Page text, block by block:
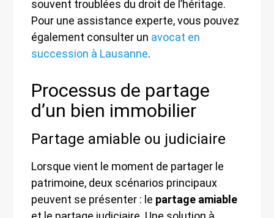
souvent troublées du droit de l’héritage.
Pour une assistance experte, vous pouvez
également consulter un avocat en
succession à Lausanne.
Processus de partage
d’un bien immobilier
Partage amiable ou judiciaire
Lorsque vient le moment de partager le
patrimoine, deux scénarios principaux
peuvent se présenter : le partage amiable